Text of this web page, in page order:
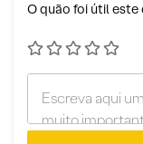
O quão foi útil